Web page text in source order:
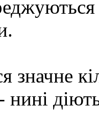
значне
нині